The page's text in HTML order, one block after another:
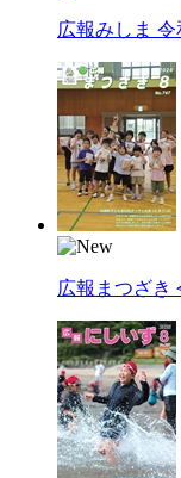
広報みしま
広報まつざき